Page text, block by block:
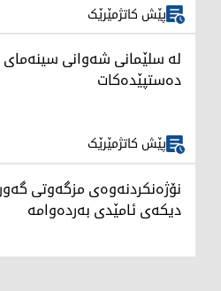
پێش کاتژمێرێک
لە سلێمانی شەوانی
دەستپێدەکات
پێش کاتژمێرێک
نۆژەنکردنەوەی مزگەوتی
دیکەی ئامێدی بەردەوامە